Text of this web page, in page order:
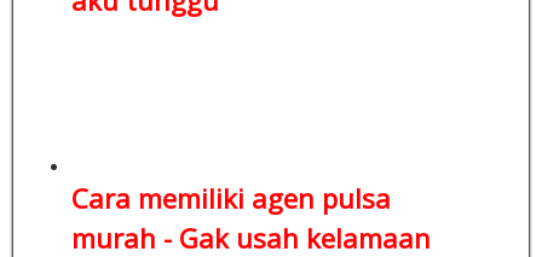
Cara memiliki agen pulsa
murah - Gak usah kelamaan